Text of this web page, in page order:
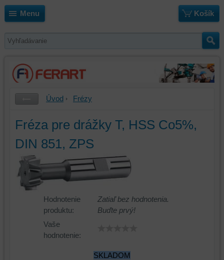
Menu Košík
Úvod Frézy
Fréza pre drážky T, HSS Co5%,
DIN 851, ZPS
Hodnotenie
produktu:
Zatiaľ bez hodnotenia.
Buďte prvý!
Vaše
hodnotenie:
SKLADOM